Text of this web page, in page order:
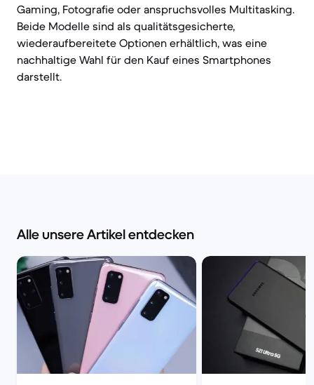
Gaming, Fotografie oder anspruchsvolles Multitasking.
Beide Modelle sind als qualitätsgesicherte,
wiederaufbereitete Optionen erhältlich, was eine
nachhaltige Wahl für den Kauf eines Smartphones
darstellt.
Alle unsere Artikel entdecken